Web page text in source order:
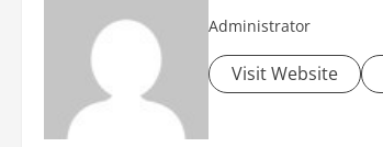
Administrator
Visit Website